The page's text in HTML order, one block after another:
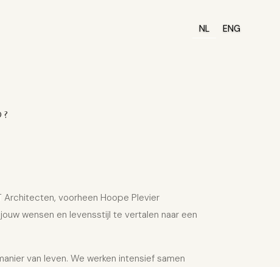
NL ENG
Architecten, voorheen Hoope Plevier
wensen en levensstijl te vertalen naar een
van leven. We werken intensief samen